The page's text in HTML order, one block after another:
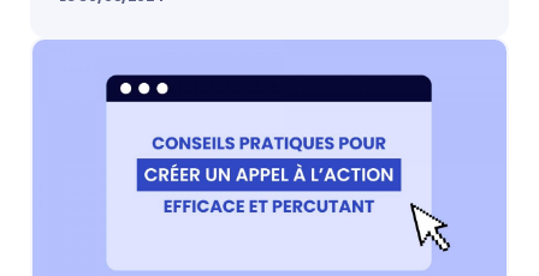
chaque étape du design, pour un web beau et
utilisable par tous.